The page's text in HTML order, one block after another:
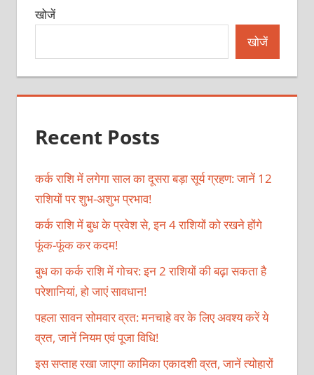
खोजें
खोजें
Recent Posts
कर्क राशि में लगेगा साल का दूसरा बड़ा सूर्य ग्रहण: जानें 12
राशियों पर शुभ-अशुभ प्रभाव!
कर्क राशि में बुध के प्रवेश से, इन 4 राशियों को रखने होंगे
फूंक-फूंक कर कदम!
बुध का कर्क राशि में गोचर: इन 2 राशियों की बढ़ा सकता है
परेशानियां, हो जाएं सावधान!
पहला सावन सोमवार व्रत: मनचाहे वर के लिए अवश्य करें ये
व्रत, जानें नियम एवं पूजा विधि!
इस सप्ताह रखा जाएगा कामिका एकादशी व्रत, जानें त्योहारों